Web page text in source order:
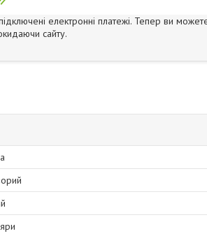
електронні платежі. Тепер ви
сайту.